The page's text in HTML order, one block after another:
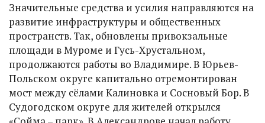
Значительные средства и усилия направляются на
развитие инфраструктуры и общественных
пространств. Так, обновлены привокзальные
площади в Муроме и Гусь-Хрустальном,
продолжаются работы во Владимире. В Юрьев-
Польском округе капитально отремонтирован
мост между сёлами Калиновка и Сосновый Бор. В
Судогодском округе для жителей открылся